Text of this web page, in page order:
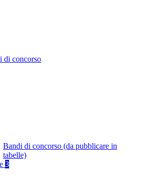
di concorso
Bandi di concorso (da pubblicare in
tabelle)
3